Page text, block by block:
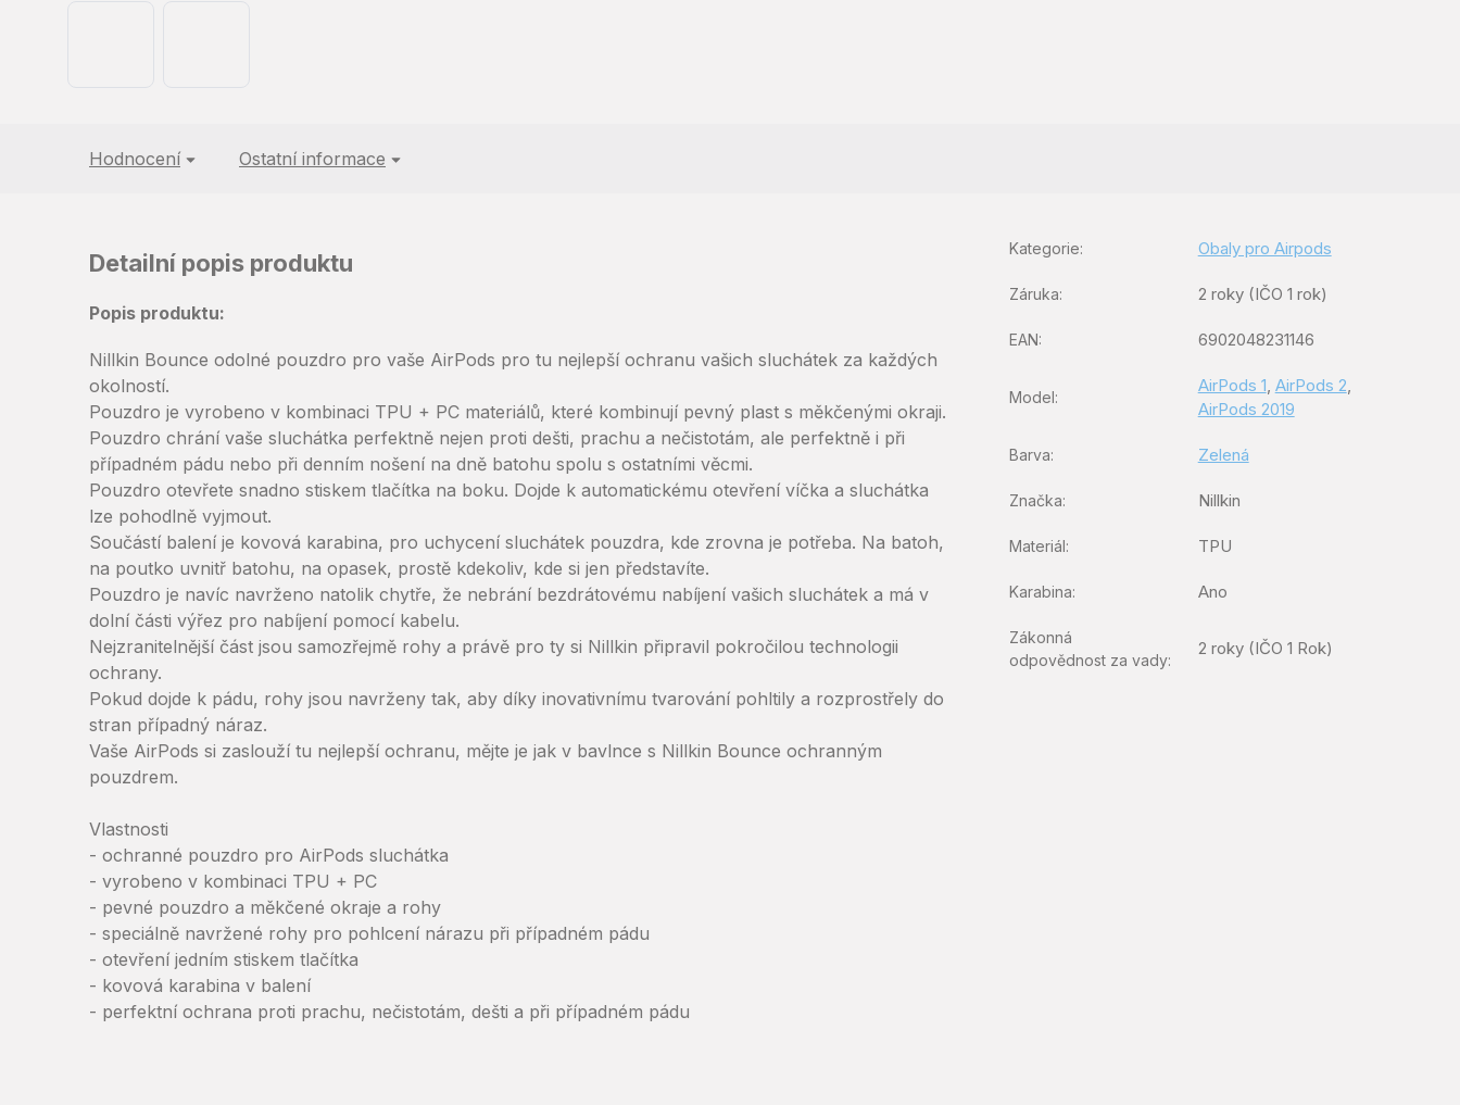
Hodnocení Ostatní informace
Detailní popis produktu
Popis produktu:
Nillkin Bounce odolné pouzdro pro vaše AirPods pro tu nejlepší ochranu vašich sluchátek za každých
okolností.
Pouzdro je vyrobeno v kombinaci TPU + PC materiálů, které kombinují pevný plast s měkčenými okraji.
Pouzdro chrání vaše sluchátka perfektně nejen proti dešti, prachu a nečistotám, ale perfektně i při
případném pádu nebo při denním nošení na dně batohu spolu s ostatními věcmi.
Pouzdro otevřete snadno stiskem tlačítka na boku. Dojde k automatickému otevření víčka a sluchátka
lze pohodlně vyjmout.
Součástí balení je kovová karabina, pro uchycení sluchátek pouzdra, kde zrovna je potřeba. Na batoh,
na poutko uvnitř batohu, na opasek, prostě kdekoliv, kde si jen představíte.
Pouzdro je navíc navrženo natolik chytře, že nebrání bezdrátovému nabíjení vašich sluchátek a má v
dolní části výřez pro nabíjení pomocí kabelu.
Nejzranitelnější část jsou samozřejmě rohy a právě pro ty si Nillkin připravil pokročilou technologii
ochrany.
Pokud dojde k pádu, rohy jsou navrženy tak, aby díky inovativnímu tvarování pohltily a rozprostřely do
stran případný náraz.
Vaše AirPods si zaslouží tu nejlepší ochranu, mějte je jak v bavlnce s Nillkin Bounce ochranným
pouzdrem.
Vlastnosti
- ochranné pouzdro pro AirPods sluchátka
- vyrobeno v kombinaci TPU + PC
- pevné pouzdro a měkčené okraje a rohy
- speciálně navržené rohy pro pohlcení nárazu při případném pádu
- otevření jedním stiskem tlačítka
- kovová karabina v balení
- perfektní ochrana proti prachu, nečistotám, dešti a při případném pádu
Kategorie: Obaly pro Airpods
Záruka: 2 roky (IČO 1 rok)
EAN: 6902048231146
Model:
AirPods 1 AirPods 2
AirPods 2019
Barva: Zelená
Značka: Nillkin
Materiál: TPU
Karabina: Ano
Zákonná
odpovědnost za vady:
2 roky (IČO 1 Rok)